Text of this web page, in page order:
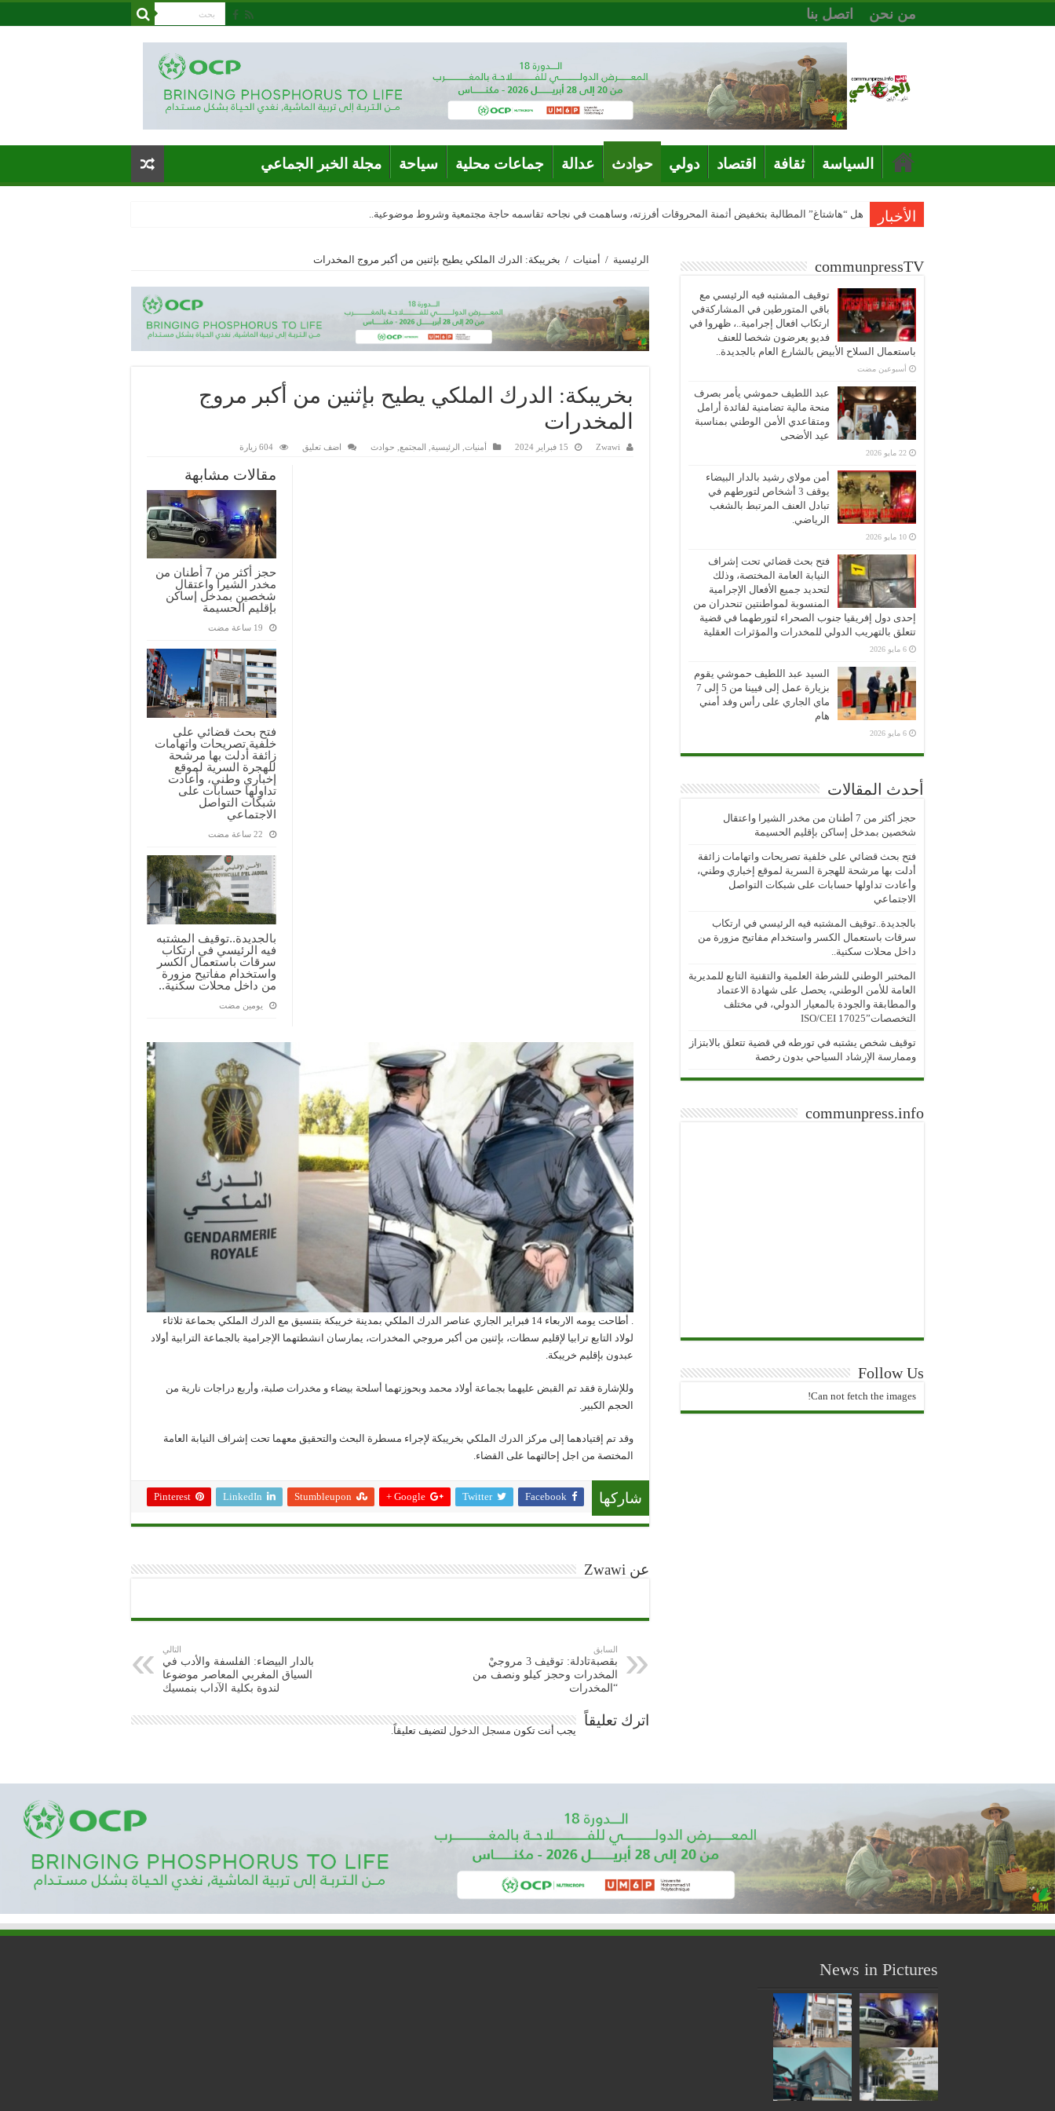
من نحن اتصل بنا
السياسة ثقافة اقتصاد دولي حوادث عدالة جماعات محلية سياحة مجلة الخبر الجماعي
الأخبار هل “هاشتاغ” المطالبة بتخفيض أثمنة المحروقات أفرزته، وساهمت في نجاحه تقاسمه حاجة مجتمعية وشروط موضوعية..
الرئيسية / أمنيات / بخريبكة: الدرك الملكي يطيح بإثنين من أكبر مروج المخدرات
بخريبكة: الدرك الملكي يطيح بإثنين من أكبر مروج
المخدرات
Zwawi 15 فبراير 2024 أمنيات الرئيسية المجتمع حوادث اضف تعليق 604 زيارة
مقالات مشابهة
حجز أكثر من 7 أطنان من
مخدر الشيرا واعتقال
شخصين بمدخل إساكن
بإقليم الحسيمة
فتح بحث قضائي على
خلفية تصريحات واتهامات
زائفة أدلت بها مرشحة
للهجرة السرية لموقع
إخباري وطني، وأعادت
تداولها حسابات على
شبكات التواصل
الاجتماعي
بالجديدة..توقيف المشتبه
فيه الرئيسي في ارتكاب
سرقات باستعمال الكسر
واستخدام مفاتيح مزورة
من داخل محلات سكنية..
‏يومين مضت
. أطاحت يومه الاربعاء 14 فبراير الجاري عناصر الدرك الملكي بمدينة خريبكة بتنسيق مع الدرك الملكي بحماعة ثلاثاء
لولاد التابع ترابيا لإقليم سطات، بإثنين من أكبر مروجي المخدرات، يمارسان انشطتهما الإجرامية بالجماعة الترابية أولاد
عبدون بإقليم خريبكة.
وللإشارة فقد تم القبض عليهما بجماعة أولاد محمد وبحوزتهما أسلحة بيضاء و مخدرات صلبة، وأربع دراجات نارية من
الحجم الكبير.
وقد تم إقتيادهما إلى مركز الدرك الملكي بخريبكة لإجراء مسطرة البحث والتحقيق معهما تحت إشراف النيابة العامة
المختصة من اجل إحالتهما على القضاء.
شاركها Facebook
Twitter
Google +
Stumbleupon
LinkedIn
Pinterest
عن Zwawi
السابق
بقصبةتادلة: توقيف 3 مروجيْ
المخدرات وحجز كيلو ونصف من
“المخدرات
التالي
بالدار البيضاء: الفلسفة والأدب في
السياق المغربي المعاصر موضوعا
لندوة بكلية الآداب بنمسيك
اترك تعليقاً
يجب أنت تكون مسجل الدخول لتضيف تعليقاً.
communpressTV
توقيف المشتبه فيه الرئيسي مع
باقي المتورطين في المشاركةفي
ارتكاب افعال إجرامية..، ظهروا في
فديو يعرضون شخصا للعنف
باستعمال السلاح الأبيض بالشارع العام بالجديدة..
‏أسبوعين مضت
عبد اللطيف حموشي يأمر بصرف
منحة مالية تضامنية لفائدة أرامل
ومتقاعدي الأمن الوطني بمناسبة
عيد الأضحى
22 مايو 2026
أمن مولاي رشيد بالدار البيضاء
يوقف 3 أشخاص لتورطهم في
تبادل العنف المرتبط بالشغب
الرياضي.
10 مايو 2026
فتح بحث قضائي تحت إشراف
النيابة العامة المختصة، وذلك
لتحديد جميع الأفعال الإجرامية
المنسوبة لمواطنتين تنحدران من
إحدى دول إفريقيا جنوب الصحراء لتورطهما في قضية
تتعلق بالتهريب الدولي للمخدرات والمؤثرات العقلية
6 مايو 2026
السيد عبد اللطيف حموشي يقوم
بزيارة عمل إلى فيينا من 5 إلى 7
ماي الجاري على رأس وفد أمني
هام
6 مايو 2026
أحدث المقالات
حجز أكثر من 7 أطنان من مخدر الشيرا واعتقال
شخصين بمدخل إساكن بإقليم الحسيمة
فتح بحث قضائي على خلفية تصريحات واتهامات زائفة
أدلت بها مرشحة للهجرة السرية لموقع إخباري وطني،
وأعادت تداولها حسابات على شبكات التواصل
الاجتماعي
بالجديدة..توقيف المشتبه فيه الرئيسي في ارتكاب
سرقات باستعمال الكسر واستخدام مفاتيح مزورة من
داخل محلات سكنية..
المختبر الوطني للشرطة العلمية والتقنية التابع للمديرية
العامة للأمن الوطني، يحصل على شهادة الاعتماد
والمطابقة والجودة بالمعيار الدولي، في مختلف
التخصصات”ISO/CEI 17025
توقيف شخص يشتبه في تورطه في قضية تتعلق بالابتزاز
وممارسة الإرشاد السياحي بدون رخصة
communpress.info
Follow Us
Can not fetch the images!
News in Pictures